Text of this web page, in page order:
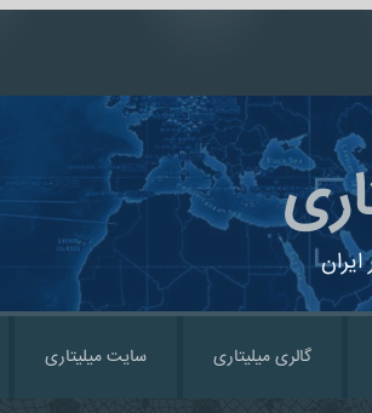
گالری میلیتاری سایت میلیتاری